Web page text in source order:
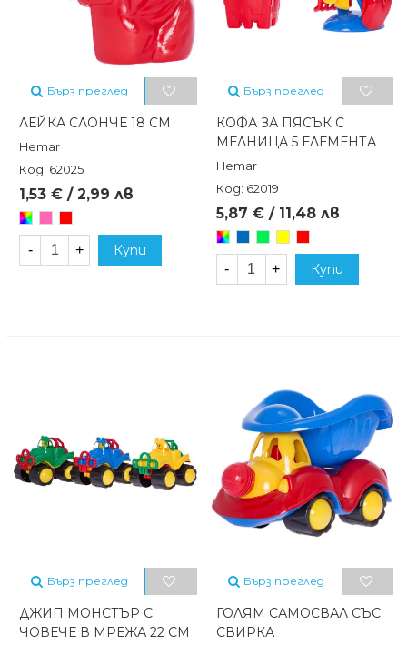
Бърз преглед
ЛЕЙКА СЛОНЧЕ 18 СМ
Hemar
Код: 62025
1,53 € / 2,99 лв
Произволен/
РозовЧервен
- + Купи
Бърз преглед
КОФА ЗА ПЯСЪК С
МЕЛНИЦА 5 ЕЛЕМЕНТА
Hemar
Код: 62019
5,87 € / 11,48 лв
Произволен/
СинЗеленЖълтЧервен
- + Купи
Бърз преглед
ДЖИП МОНСТЪР С
ЧОВЕЧЕ В МРЕЖА 22 СМ
Бърз преглед
ГОЛЯМ САМОСВАЛ СЪС
СВИРКА